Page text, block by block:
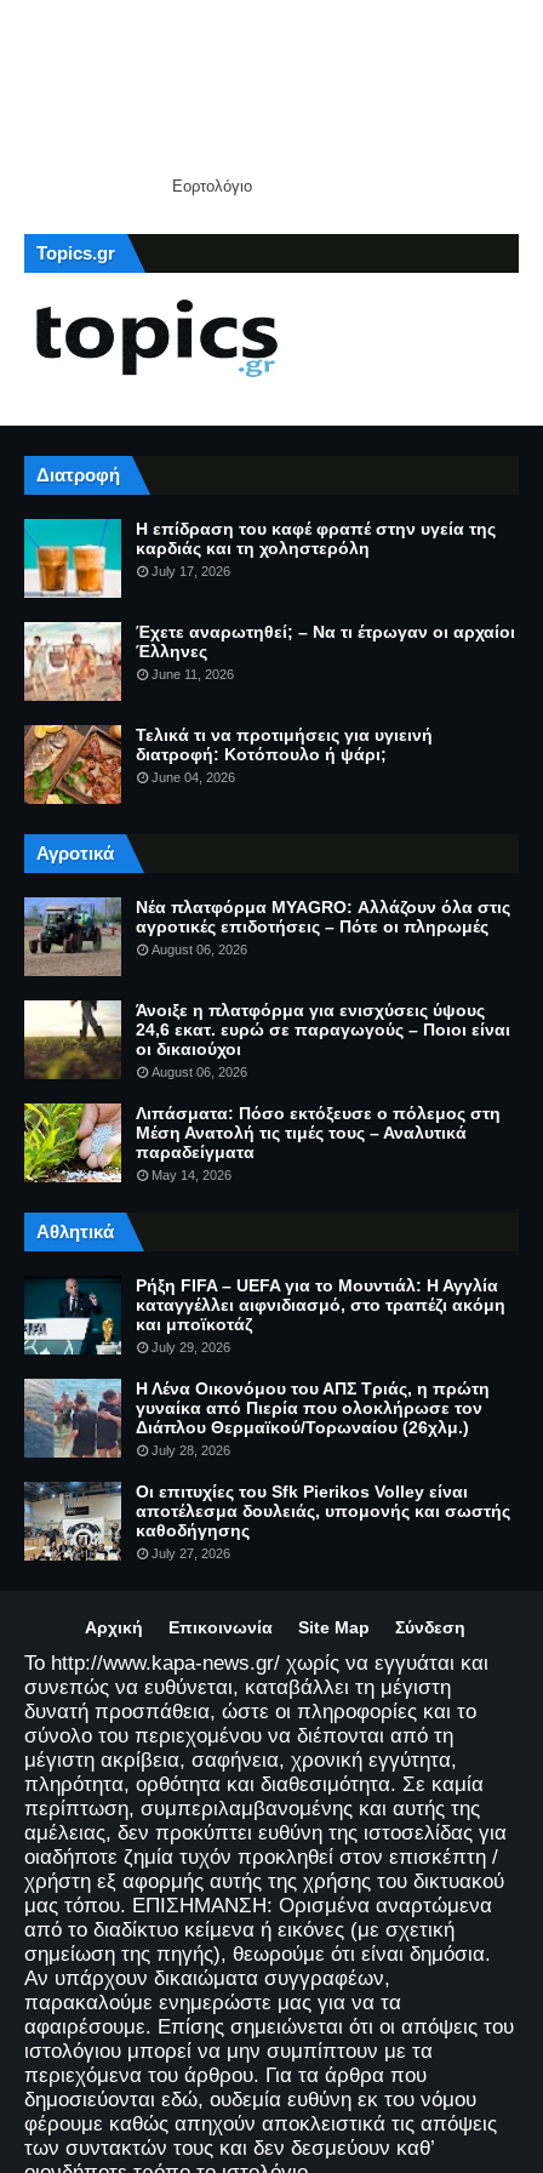
Εορτολόγιο
Topics.gr
Διατροφή
Η επίδραση του καφέ φραπέ στην υγεία της
καρδιάς και τη χοληστερόλη
July 17, 2026
Έχετε αναρωτηθεί; – Να τι έτρωγαν οι αρχαίοι
Έλληνες
June 11, 2026
Τελικά τι να προτιμήσεις για υγιεινή
διατροφή: Κοτόπουλο ή ψάρι;
June 04, 2026
Αγροτικά
Νέα πλατφόρμα MYAGRO: Αλλάζουν όλα στις
αγροτικές επιδοτήσεις – Πότε οι πληρωμές
August 06, 2026
Άνοιξε η πλατφόρμα για ενισχύσεις ύψους
24,6 εκατ. ευρώ σε παραγωγούς – Ποιοι είναι
οι δικαιούχοι
August 06, 2026
Λιπάσματα: Πόσο εκτόξευσε ο πόλεμος στη
Μέση Ανατολή τις τιμές τους – Αναλυτικά
παραδείγματα
May 14, 2026
Αθλητικά
Ρήξη FIFA – UEFA για το Μουντιάλ: Η Αγγλία
καταγγέλλει αιφνιδιασμό, στο τραπέζι ακόμη
και μποϊκοτάζ
July 29, 2026
Η Λένα Οικονόμου του ΑΠΣ Τριάς, η πρώτη
γυναίκα από Πιερία που ολοκλήρωσε τον
Διάπλου Θερμαϊκού/Τορωναίου (26χλμ.)
July 28, 2026
Οι επιτυχίες του Sfk Pierikos Volley είναι
αποτέλεσμα δουλειάς, υπομονής και σωστής
καθοδήγησης
July 27, 2026
Αρχική Επικοινωνία Site Map Σύνδεση
Το http://www.kapa-news.gr/ χωρίς να εγγυάται και
συνεπώς να ευθύνεται, καταβάλλει τη μέγιστη
δυνατή προσπάθεια, ώστε οι πληροφορίες και το
σύνολο του περιεχομένου να διέπονται από τη
μέγιστη ακρίβεια, σαφήνεια, χρονική εγγύτητα,
πληρότητα, ορθότητα και διαθεσιμότητα. Σε καμία
περίπτωση, συμπεριλαμβανομένης και αυτής της
αμέλειας, δεν προκύπτει ευθύνη της ιστοσελίδας για
οιαδήποτε ζημία τυχόν προκληθεί στον επισκέπτη /
χρήστη εξ αφορμής αυτής της χρήσης του δικτυακού
μας τόπου. ΕΠΙΣΗΜΑΝΣΗ: Ορισμένα αναρτώμενα
από το διαδίκτυο κείμενα ή εικόνες (με σχετική
σημείωση της πηγής), θεωρούμε ότι είναι δημόσια.
Αν υπάρχουν δικαιώματα συγγραφέων,
παρακαλούμε ενημερώστε μας για να τα
αφαιρέσουμε. Επίσης σημειώνεται ότι οι απόψεις του
ιστολόγιου μπορεί να μην συμπίπτουν με τα
περιεχόμενα του άρθρου. Για τα άρθρα που
δημοσιεύονται εδώ, ουδεμία ευθύνη εκ του νόμου
φέρουμε καθώς απηχούν αποκλειστικά τις απόψεις
των συντακτών τους και δεν δεσμεύουν καθ’